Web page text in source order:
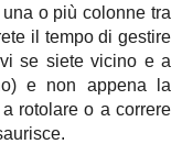
o più colonne tra
il tempo di gestire
se siete vicino e a
e non appena la
rotolare o a correre